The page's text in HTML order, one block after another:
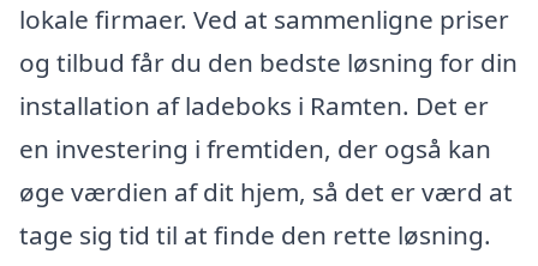
lokale firmaer. Ved at sammenligne priser
og tilbud får du den bedste løsning for din
installation af ladeboks i Ramten. Det er
en investering i fremtiden, der også kan
øge værdien af dit hjem, så det er værd at
tage sig tid til at finde den rette løsning.